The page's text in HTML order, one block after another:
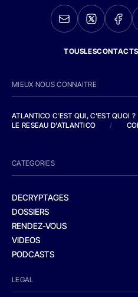
MIEUX NOUS CONNAITRE
ATLANTICO C'EST QUI, C'EST QUOI ?
LE RESEAU D'ATLANTICO
/
CATEGORIES
DECRYPTAGES
DOSSIERS
RENDEZ-VOUS
VIDEOS
PODCASTS
LEGAL